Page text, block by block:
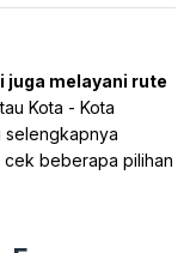
juga melayani rute
Kota - Kota
selengkapnya
cek beberapa pilihan